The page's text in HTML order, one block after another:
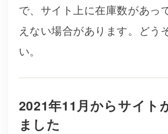
で、サイト上に在庫数があっ
えない場合があります。どう
い。
2021年11月からサイト
ました